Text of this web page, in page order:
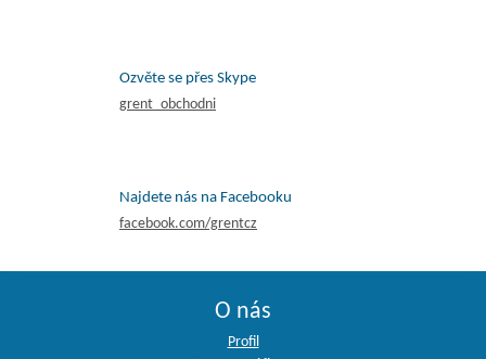
Ozvěte se přes Skype
grent_obchodni
Najdete nás na Facebooku
facebook.com/grentcz
O nás
Profil